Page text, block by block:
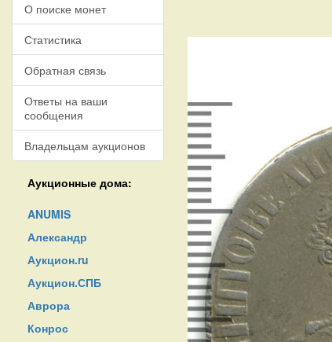
О поиске монет
Статистика
Обратная связь
Ответы на ваши
сообщения
Владельцам аукционов
Аукционные дома:
ANUMIS
Александр
Аукцион.ru
Аукцион.СПБ
Аврора
Конрос